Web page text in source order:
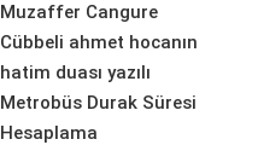
Muzaffer Cangure
Cübbeli ahmet hocanın
hatim duası yazılı
Metrobüs Durak Süresi
Hesaplama